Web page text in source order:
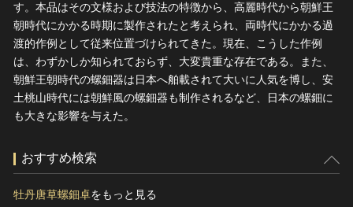
す。本品はその文様および技法の特徴から、高麗時代から朝鮮王
朝時代にかかる時期に製作されたと考えられ、両時代にかかる過
渡的作例として従来位置づけられてきた。現在、こうした作例
は、わずかしか知られておらず、大変貴重な存在である。また、
朝鮮王朝時代の螺鈿器は日本へ舶載されて大いに人気を博し、安
土桃山時代には朝鮮風の螺鈿器も制作されるなど、日本の螺鈿に
も大きな影響を与えた。
おすすめ検索
牡丹唐草螺鈿卓をもっと見る